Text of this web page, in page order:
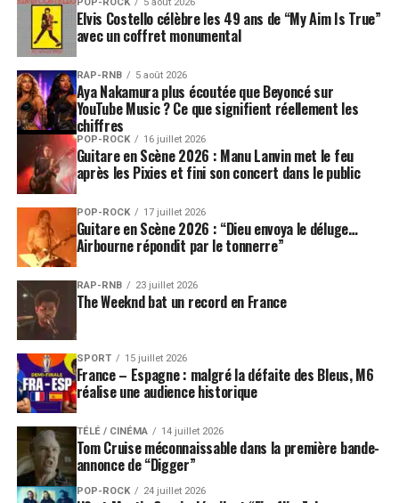
Elvis Costello célèbre les 49 ans de “My Aim Is True”
avec un coffret monumental
RAP-RNB 5 août 2026
Aya Nakamura plus écoutée que Beyoncé sur
YouTube Music ? Ce que signifient réellement les
chiffres
POP-ROCK 16 juillet 2026
Guitare en Scène 2026 : Manu Lanvin met le feu
après les Pixies et fini son concert dans le public
POP-ROCK 17 juillet 2026
Guitare en Scène 2026 : “Dieu envoya le déluge…
Airbourne répondit par le tonnerre”
RAP-RNB 23 juillet 2026
The Weeknd bat un record en France
SPORT 15 juillet 2026
France – Espagne : malgré la défaite des Bleus, M6
réalise une audience historique
TÉLÉ / CINÉMA 14 juillet 2026
Tom Cruise méconnaissable dans la première bande-
annonce de “Digger”
POP-ROCK 24 juillet 2026